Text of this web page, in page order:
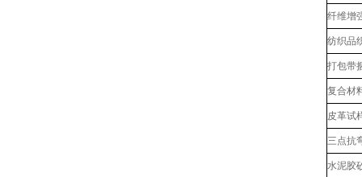
纤维增
纺织品
打包带
复合材
皮革试
三点抗
水泥胶